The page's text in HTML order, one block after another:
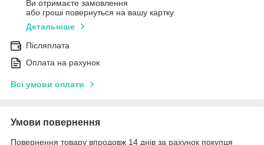
Ви отримаєте замовлення
або гроші повернуться на вашу картку
Детальніше
Післяплата
Оплата на рахунок
Всі умови оплати
Умови повернення
Повернення товару впродовж 14 днів за рахунок покупця